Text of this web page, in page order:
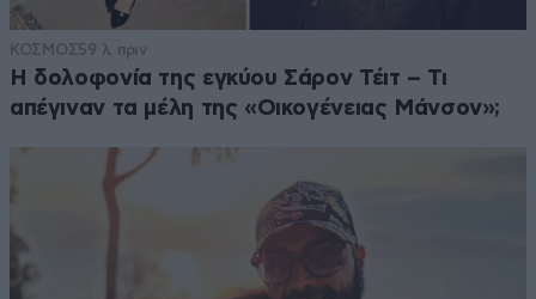
ΚΟΣΜΟΣ59 λ. πριν
Η δολοφονία της εγκύου Σάρον Τέιτ – Τι
απέγιναν τα μέλη της «Οικογένειας Μάνσον»;